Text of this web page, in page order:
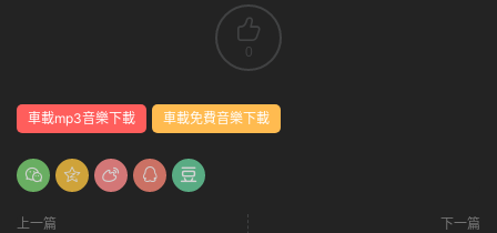
0
車載mp3音樂下載 車載免費音樂下載
上一篇 下一篇